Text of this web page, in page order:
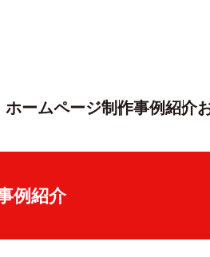
ホームページ制作事例紹介
例紹介